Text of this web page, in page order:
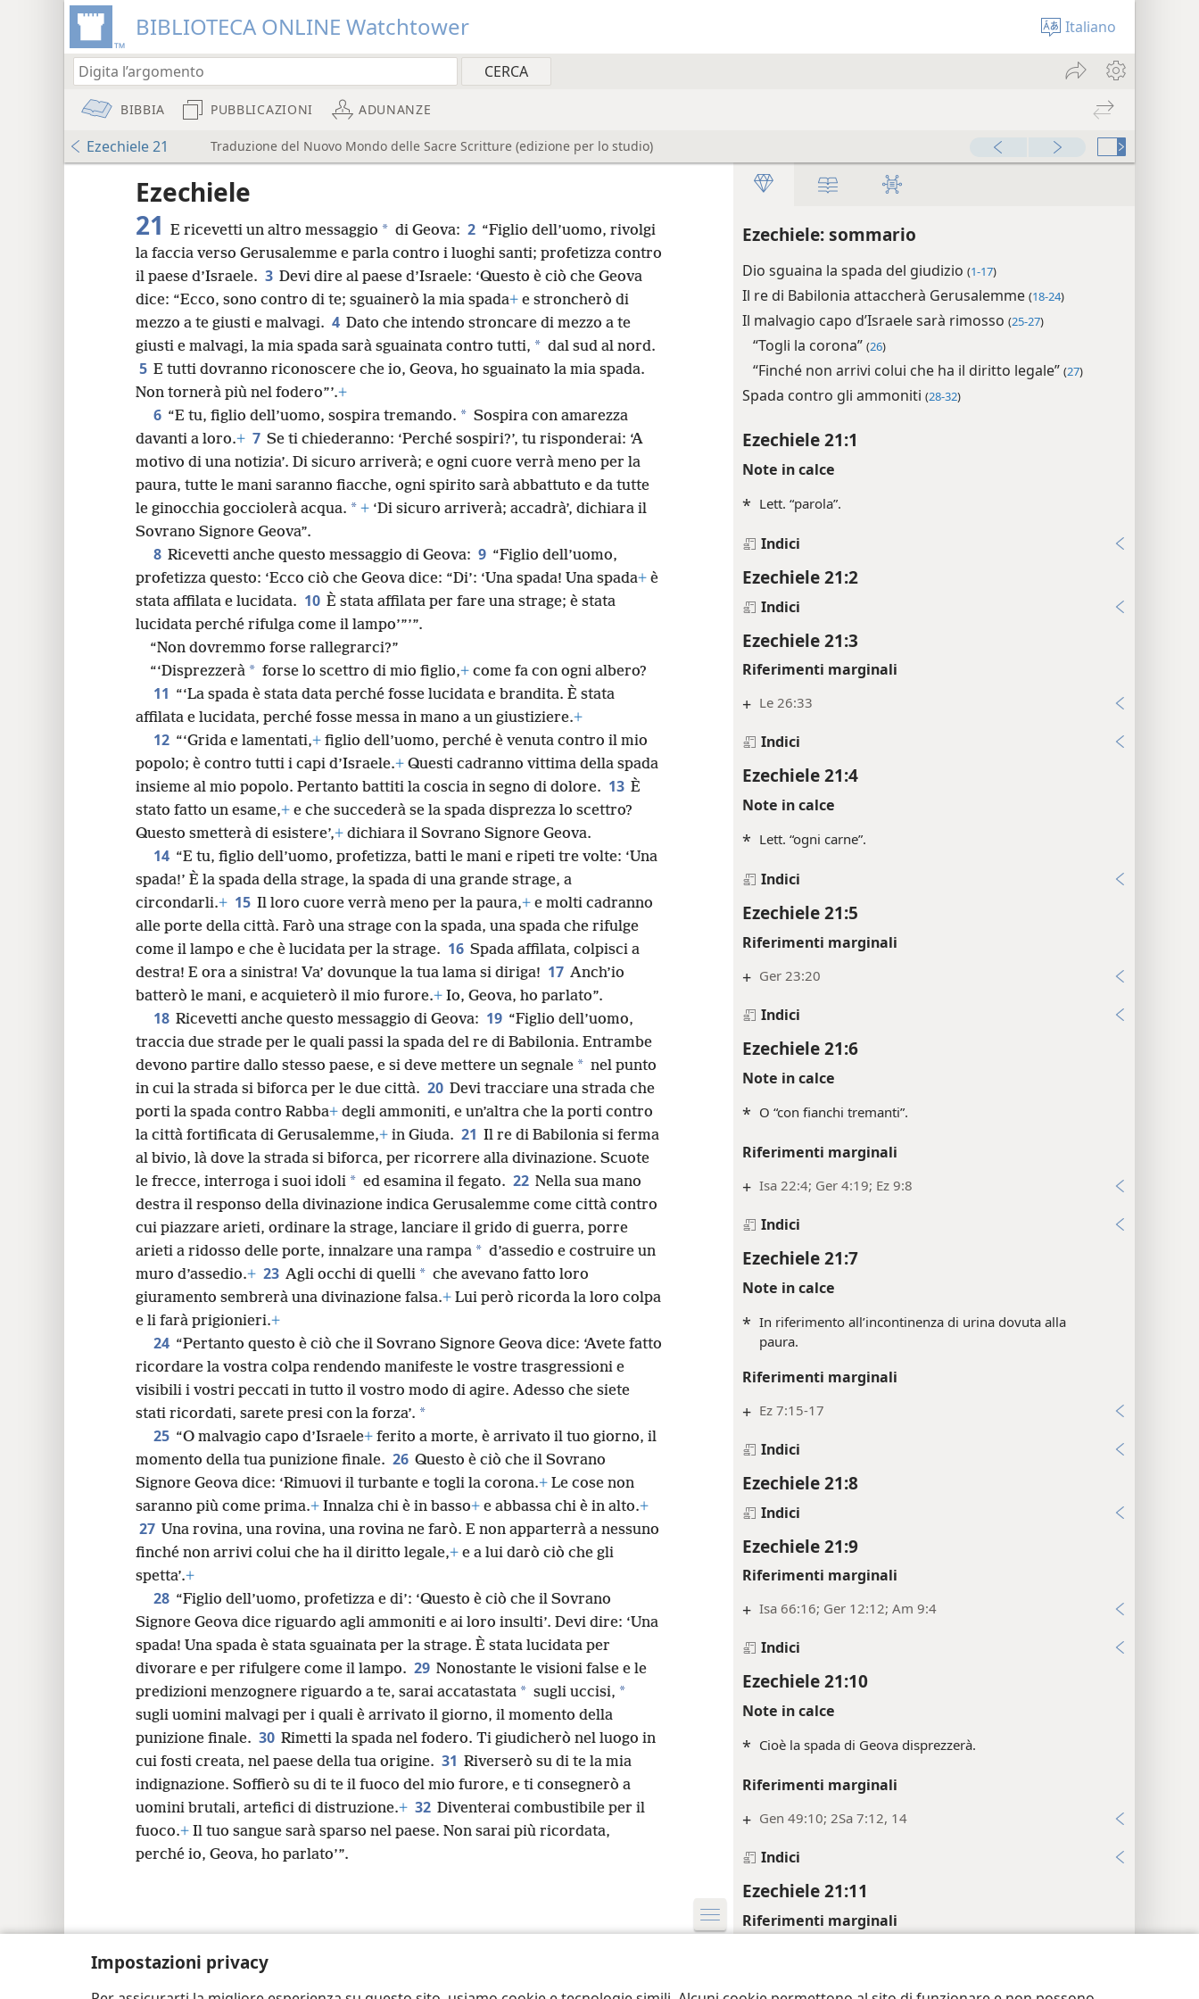
Impostazioni privacy
BIBLIOTECA ONLINE Watchtower Italiano
BIBBIA PUBBLICAZIONI ADUNANZE
Ezechiele 21 Traduzione del Nuovo Mondo delle Sacre Scritture (edizione per lo studio)
Ezechiele: sommario
Dio sguaina la spada del giudizio(1-17)
Il re di Babilonia attaccherà Gerusalemme(18-24
Il malvagio capo d’Israele sarà rimosso
“Togli la corona”( 26)
“Finché non arrivi colui che ha il diritto legale”
Ezechiele 21:1
Note in calce
Indici
Ezechiele 21:2
Indici
Ezechiele 21:3
Riferimenti marginali
+
Indici
Ezechiele 21:4
Note in calce
Indici
Ezechiele 21:5
Riferimenti marginali
+
Indici
Ezechiele 21:6
Note in calce
Riferimenti marginali
+
Indici
Ezechiele 21:7
Note in calce
In riferimento all’incontinenza di urina dovuta alla
paura.
Riferimenti marginali
Indici
Ezechiele 21:8
Indici
Ezechiele 21:9
Riferimenti marginali
+
Indici
Ezechiele 21:10
Note in calce
Riferimenti marginali
+
Indici
Ezechiele 21:11
Ezechiele
21 E ricevetti un altro messaggio * di Geova: 2 “Figlio dell’uomo, rivolgi
la faccia verso Gerusalemme e parla contro i luoghi santi; profetizza contro
il paese d’Israele. 3 Devi dire al paese d’Israele: ‘Questo è ciò che Geova
dice: “Ecco, sono contro di te; sguainerò la mia spada+e stroncherò di
mezzo a te giusti e malvagi. 4 Dato che intendo stroncare di mezzo a te
giusti e malvagi, la mia spada sarà sguainata contro tutti, * dal sud al nord.
5 E tutti dovranno riconoscere che io, Geova, ho sguainato la mia spada.
Non tornerà più nel fodero”’.+
6 “E tu, figlio dell’uomo, sospira tremando. * Sospira con amarezza
davanti a loro.+ 7 Se ti chiederanno: ‘Perché sospiri?’, tu risponderai: ‘A
motivo di una notizia’. Di sicuro arriverà; e ogni cuore verrà meno per la
paura, tutte le mani saranno fiacche, ogni spirito sarà abbattuto e da tutte
le ginocchia gocciolerà acqua.
Sovrano Signore Geova”.
8 Ricevetti anche questo messaggio di Geova: 9 “Figlio dell’uomo,
profetizza questo: ‘Ecco ciò che Geova dice: “Di’: ‘Una spada! Una spada
stata affilata e lucidata. 10 È stata affilata per fare una strage; è stata
lucidata perché rifulga come il lampo’”’”.
“Non dovremmo forse rallegrarci?”
“‘Disprezzerà * forse lo scettro di mio figlio,+come fa con ogni albero?
11 “‘La spada è stata data perché fosse lucidata e brandita. È stata
affilata e lucidata, perché fosse messa in mano a un giustiziere.+
12 “‘Grida e lamentati,+figlio dell’uomo, perché è venuta contro il mio
popolo; è contro tutti i capi d’Israele.+ Questi cadranno vittima della spada
insieme al mio popolo. Pertanto battiti la coscia in segno di dolore. 13 È
stato fatto un esame,+e che succederà se la spada disprezza lo scettro?
Questo smetterà di esistere’, +dichiara il Sovrano Signore Geova.
14 “E tu, figlio dell’uomo, profetizza, batti le mani e ripeti tre volte: ‘Una
spada!’ È la spada della strage, la spada di una grande strage, a
circondarli.+ 15 Il loro cuore verrà meno per la paura,+e molti cadranno
alle porte della città. Farò una strage con la spada, una spada che rifulge
come il lampo e che è lucidata per la strage. 16 Spada affilata, colpisci a
destra! E ora a sinistra! Va’ dovunque la tua lama si diriga! 17 Anch’io
batterò le mani, e acquieterò il mio furore.+Io, Geova, ho parlato”.
18 Ricevetti anche questo messaggio di Geova: 19 “Figlio dell’uomo,
traccia due strade per le quali passi la spada del re di Babilonia. Entrambe
devono partire dallo stesso paese, e si deve mettere un segnale * nel punto
in cui la strada si biforca per le due città. 20 Devi tracciare una strada che
porti la spada contro Rabba+degli ammoniti, e un’altra che la porti contro
la città fortificata di Gerusalemme,+in Giuda. 21 Il re di Babilonia si ferma
al bivio, là dove la strada si biforca, per ricorrere alla divinazione. Scuote
le frecce, interroga i suoi idoli * ed esamina il fegato. 22 Nella sua mano
destra il responso della divinazione indica Gerusalemme come città contro
cui piazzare arieti, ordinare la strage, lanciare il grido di guerra, porre
arieti a ridosso delle porte, innalzare una rampa * d’assedio e costruire un
muro d’assedio.+ 23 Agli occhi di quelli * che avevano fatto loro
giuramento sembrerà una divinazione falsa.
e li farà prigionieri.+
24 “Pertanto questo è ciò che il Sovrano Signore Geova dice: ‘Avete fatto
ricordare la vostra colpa rendendo manifeste le vostre trasgressioni e
visibili i vostri peccati in tutto il vostro modo di agire. Adesso che siete
stati ricordati, sarete presi con la forza’. *
25 “O malvagio capo d’Israele+ferito a morte, è arrivato il tuo giorno, il
momento della tua punizione finale. 26 Questo è ciò che il Sovrano
Signore Geova dice: ‘Rimuovi il turbante e togli la corona.+Le cose non
saranno più come prima.+Innalza chi è in basso+e abbassa chi è in alto.+
27 Una rovina, una rovina, una rovina ne farò. E non apparterrà a nessuno
finché non arrivi colui che ha il diritto legale,
spetta’.+
28 “Figlio dell’uomo, profetizza e di’: ‘Questo è ciò che il Sovrano
Signore Geova dice riguardo agli ammoniti e ai loro insulti’. Devi dire: ‘Una
spada! Una spada è stata sguainata per la strage. È stata lucidata per
divorare e per rifulgere come il lampo. 29 Nonostante le visioni false e le
predizioni menzognere riguardo a te, sarai accatastata * sugli uccisi,
sugli uomini malvagi per i quali è arrivato il giorno, il momento della
punizione finale. 30 Rimetti la spada nel fodero. Ti giudicherò nel luogo in
cui fosti creata, nel paese della tua origine. 31 Riverserò su di te la mia
indignazione. Soffierò su di te il fuoco del mio furore, e ti consegnerò a
uomini brutali, artefici di distruzione.+ 32 Diventerai combustibile per il
fuoco.+Il tuo sangue sarà sparso nel paese. Non sarai più ricordata,
Copyright © 2026 Watch Tower Bible and Tract Society of Pennsylvania